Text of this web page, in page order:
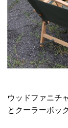
ウッドファニチ
とクーラーボッ